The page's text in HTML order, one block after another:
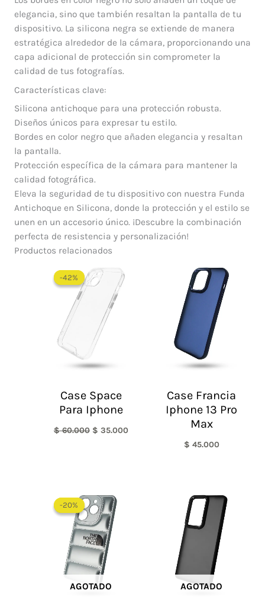
elegancia, sino que también resaltan la pantalla de tu
dispositivo. La silicona negra se extiende de manera
estratégica alrededor de la cámara, proporcionando una
capa adicional de protección sin comprometer la
calidad de tus fotografías.
Características clave:
Silicona antichoque para una protección robusta.
Diseños únicos para expresar tu estilo.
Bordes en color negro que añaden elegancia y resaltan
la pantalla.
Protección específica de la cámara para mantener la
calidad fotográfica.
Eleva la seguridad de tu dispositivo con nuestra Funda
Antichoque en Silicona, donde la protección y el estilo se
unen en un accesorio único. ¡Descubre la combinación
perfecta de resistencia y personalización!
Productos relacionados
-42%
-42%
Case Space
Para Iphone
$60.000
precio
original
$ 60.000.
$ 35.000
Case Francia
Iphone 13 Pro
Max
$ 45.000
-20%
AGOTADO
-20%
precio
original
era:
$ 60.000.
AGOTADO